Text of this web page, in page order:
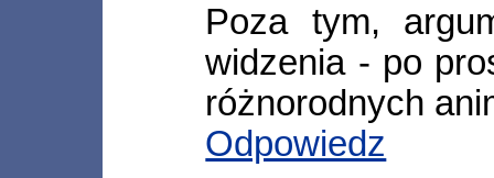
Poza tym,
widzenia - po
różnorodnych
Odpowiedz